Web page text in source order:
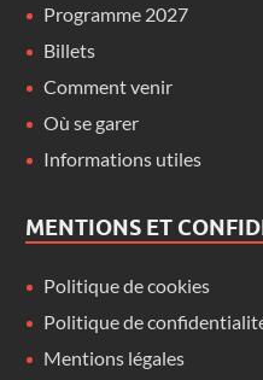
Programme 2027
Billets
Comment venir
Où se garer
Informations utiles
MENTIONS ET
Politique de cookies
Politique de
Mentions légales